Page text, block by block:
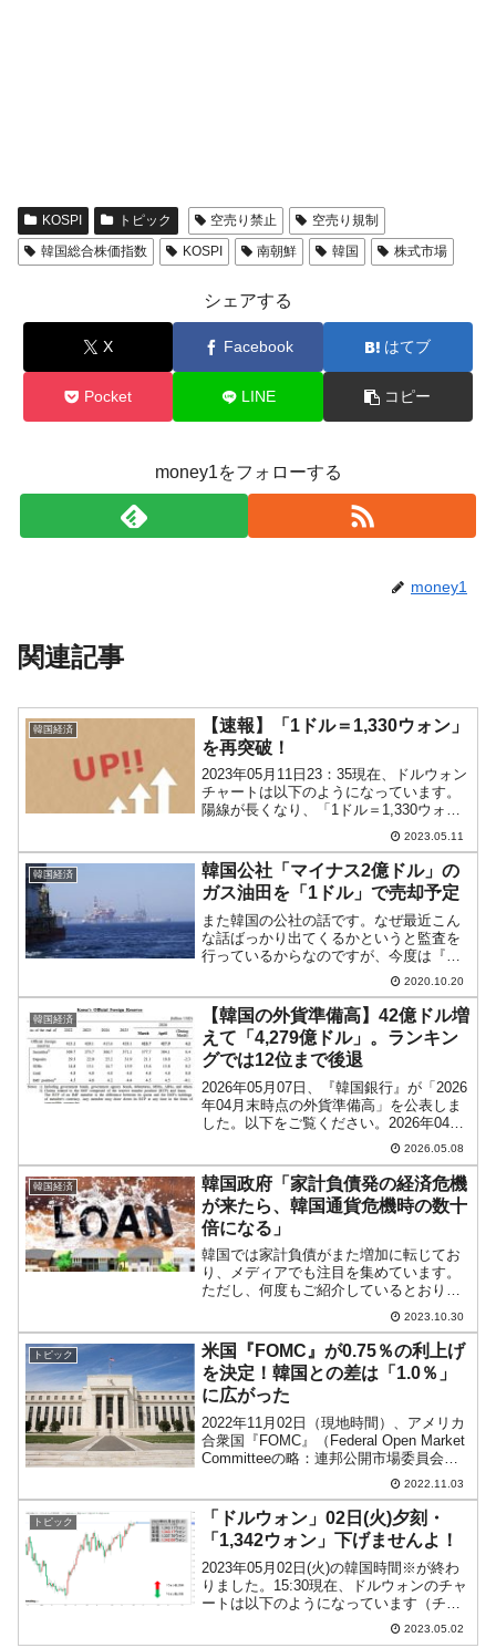
KOSPI トピック 空売り禁止
空売り規制
韓国総合株価指数
KOSPI 南朝鮮 韓国 株式市場
シェアする
X Facebook はてブ
Pocket LINE コピー
money1をフォローする
money1
関連記事
韓国経済
【速報】「1ドル＝1,330ウォン」
を再突破！
2023年05月11日23：35現在、ドルウォン
チャートは以下のようになっています。
陽線が長くなり、「1ドル＝1,330ウォ
ン」を再突破しました。現在のところ、
「1ドル＝1,332ウォン」近辺の攻防とな
っています。なんとか「1ドル＝1,33...
2023.05.11
韓国経済
韓国公社「マイナス2億ドル」の
ガス油田を「1ドル」で売却予定
また韓国の公社の話です。なぜ最近こん
な話ばっかり出てくるかというと監査を
行っているからなのですが、今度は『韓
国石油公社』です。同公社はベトナムに
保有しているガス田を「1ドル」でロシア
の国営石油会社に売却しようとしていま
す。投資はしたものの産...
2020.10.20
韓国経済
【韓国の外貨準備高】42億ドル増
えて「4,279億ドル」。ランキン
グでは12位まで後退
2026年05月07日、『韓国銀行』が「2026
年04月末時点の外貨準備高」を公表しま
した。以下をご覧ください。2026年04月
外貨準備高：4,279億ドル（約66兆8,808
億円）※前月比：42億ドル＜＜内訳＞＞
⇒Securities：3...
2026.05.08
韓国経済
韓国政府「家計負債発の経済危機
が来たら、韓国通貨危機時の数十
倍になる」
韓国では家計負債がまた増加に転じてお
り、メディアでも注目を集めています。
ただし、何度もご紹介しているとおり、
「韓国の家計負債が危ない」という話は
今に始まったことではなく、DSR規制※
などによっていったん沈静化したのにま
た……という注目のされ...
2023.10.30
トピック
米国『FOMC』が0.75％の利上げ
を決定！韓国との差は「1.0％」
に広がった
2022年11月02日（現地時間）、アメリカ
合衆国『FOMC』（Federal Open Market
Committeeの略：連邦公開市場委員会）
が、政策金利を0.75％（＝75bp）上げる
ことを決めました。これで4回連続のジャ
イアントス...
2022.11.03
トピック
「ドルウォン」02日(火)夕刻・
「1,342ウォン」下げませんよ！
2023年05月02日(火)の韓国時間※が終わ
りました。15:30現在、ドルウォンのチャ
ートは以下のようになっています（チャ
ートは『Investing.com』より引用）。一
時「1ドル＝1,337ウォン」まで下げまし
2023.05.02